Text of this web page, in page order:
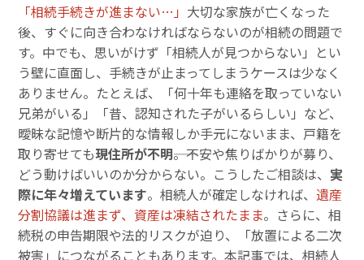
「相続手続きが進まない…」 大切な家族が亡くなった
後、すぐに向き合わなければならないのが相続の問題で
す。中でも、思いがけず「相続人が見つからない」とい
う壁に直面し、手続きが止まってしまうケースは少なく
ありません。たとえば、「何十年も連絡を取っていない
兄弟がいる」「昔、認知された子がいるらしい」など、
曖昧な記憶や断片的な情報しか手元にないまま、戸籍を
取り寄せても現住所が不明――。不安や焦りばかりが募り、
どう動けばいいのか分からない。こうしたご相談は、 実
際に年々増えています。相続人が確定しなければ、遺産
分割協議は進まず、資産は凍結されたまま。さらに、相
続税の申告期限や法的リスクが迫り、「放置による二次
被害」につながることもあります。本記事では、相続人